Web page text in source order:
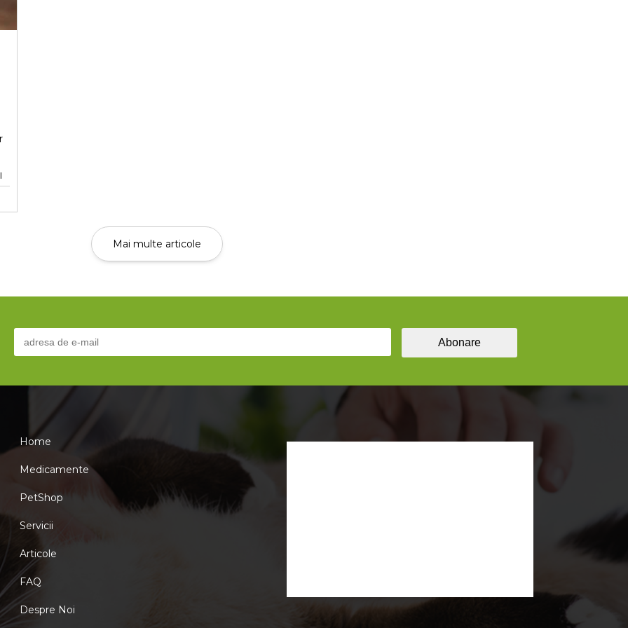
Mai multe articole
Home
Medicamente
PetShop
Servicii
Articole
FAQ
Despre Noi